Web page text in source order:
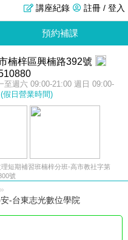
註冊 / 登入
講座紀錄
預約補課
楠梓區興楠路392號
至週六 09:00-21:00 週日 09:00-
(假日營業時間)
短期補習班楠梓分班-高市教社字第
號
»
-台東志光數位學院